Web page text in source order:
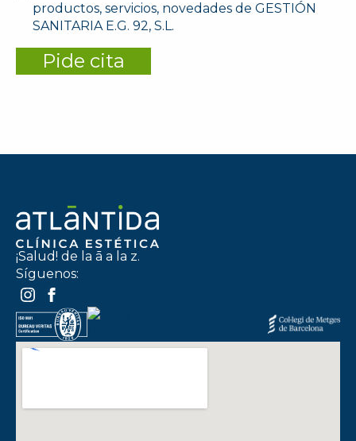
productos, servicios, novedades de GESTIÓN
SANITARIA E.G. 92, S.L.
Pide cita
¡Salud! de la ā a la z.
Síguenos: